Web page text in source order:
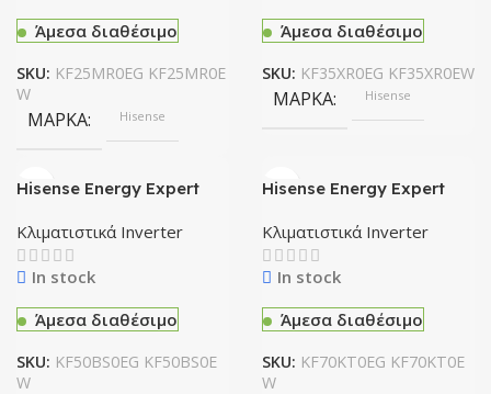
Άμεσα διαθέσιμο
SKU: KF25MR0EG KF25MR0E
W
ΜΆΡΚΑ Hisense
Άμεσα διαθέσιμο
SKU: KF35XR0EG KF35XR0EW
ΜΆΡΚΑ Hisense
Hisense Energy Expert
KF50BS0EW
Κλιματιστικά Inverter
In stock
Άμεσα διαθέσιμο
SKU: KF50BS0EG KF50BS0E
W
Hisense Energy Expert
KF70KT0EW
Κλιματιστικά Inverter
In stock
Άμεσα διαθέσιμο
SKU: KF70KT0EG KF70KT0E
W